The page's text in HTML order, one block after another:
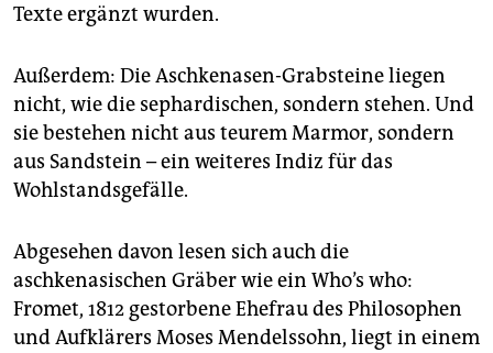
Texte ergänzt wurden.
Außerdem: Die Aschkenasen-Grabsteine liegen
nicht, wie die sephardischen, sondern stehen. Und
sie bestehen nicht aus teurem Marmor, sondern
aus Sandstein – ein weiteres Indiz für das
Wohlstandsgefälle.
Abgesehen davon lesen sich auch die
aschkenasischen Gräber wie ein Who’s who:
Fromet, 1812 gestorbene Ehefrau des Philosophen
und Aufklärers Moses Mendelssohn, liegt in einem